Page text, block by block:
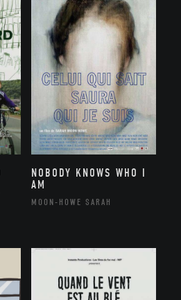
NOBODY KNOWS WHO I
AM
MOON-HOWE SARAH